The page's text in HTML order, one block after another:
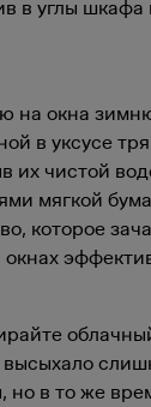
в углы шкафа
на окна
в уксусе
их чистой
мягкой
которое
окнах
высыхало
но в то же